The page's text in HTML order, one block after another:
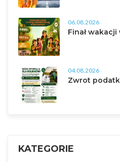
06.08.2026
Finał
04.08.2026
Zwrot
KATEGORIE